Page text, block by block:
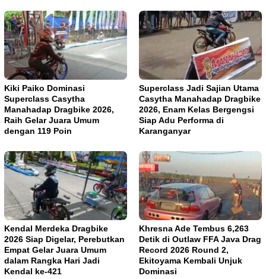
Kiki Paiko Dominasi
Superclass Casytha
Manahadap Dragbike 2026,
Raih Gelar Juara Umum
dengan 119 Poin
Superclass Jadi Sajian Utama
Casytha Manahadap Dragbike
2026, Enam Kelas Bergengsi
Siap Adu Performa di
Karanganyar
Kendal Merdeka Dragbike
2026 Siap Digelar, Perebutkan
Empat Gelar Juara Umum
dalam Rangka Hari Jadi
Kendal ke-421
Khresna Ade Tembus 6,263
Detik di Outlaw FFA Java Drag
Record 2026 Round 2,
Ekitoyama Kembali Unjuk
Dominasi